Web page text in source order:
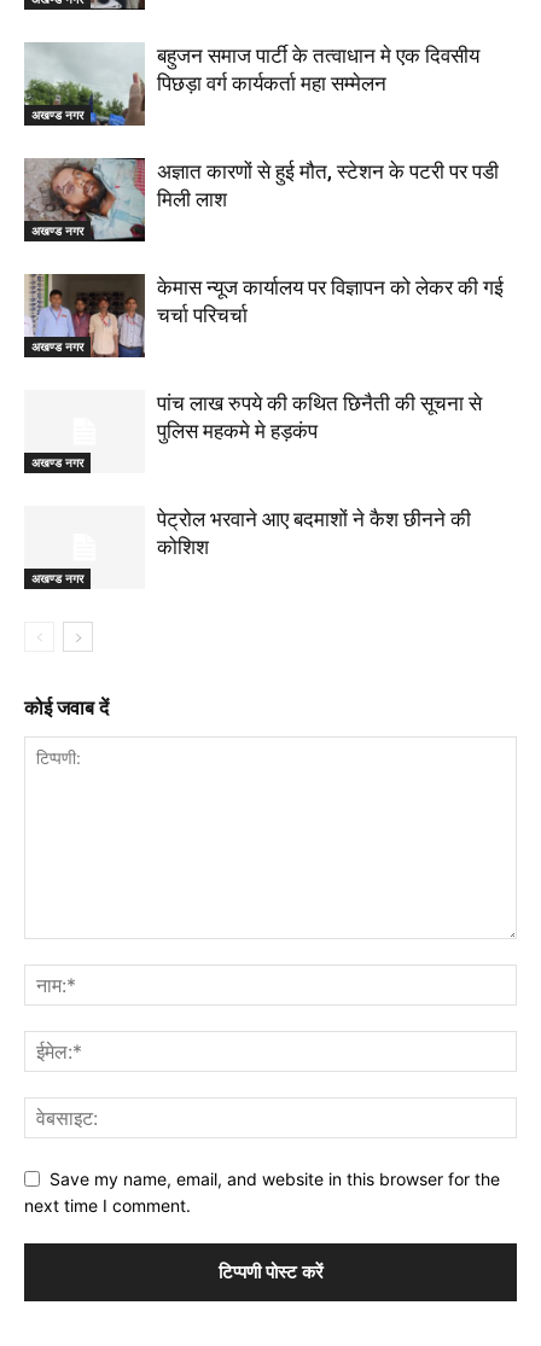
अखण्ड नगर
बहुजन समाज पार्टी के तत्वाधान मे एक दिवसीय
पिछड़ा वर्ग कार्यकर्ता महा सम्मेलन
अखण्ड नगर
अज्ञात कारणों से हुई मौत, स्टेशन के पटरी पर पडी
मिली लाश
अखण्ड नगर
केमास न्यूज कार्यालय पर विज्ञापन को लेकर की गई
चर्चा परिचर्चा
अखण्ड नगर
पांच लाख रुपये की कथित छिनैती की सूचना से
पुलिस महकमे मे हड़कंप
अखण्ड नगर
पेट्रोल भरवाने आए बदमाशों ने कैश छीनने की
कोशिश
कोई जवाब दें
Save my name, email, and website in this browser for the
next time I comment.